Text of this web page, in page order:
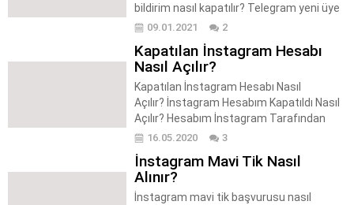
aşağıda yer alan maddeler üzerinde
inceleyelim. İnstagram...
bildirim nasıl kapatılır? Telegram yeni üye
olan kişilerin bildirimi nasıl kapatılır?
kapatılır? Telegram bildirim ayarları
nereden yapılır? Telegram yeni üye
bildirimleri kapatma işlemi nasıl
gerçekleştirilir? Youtube
Kanalımız Üzerinden Diğer Videolarımıza
Göz Atabilirsiniz! Kişi Telegram’a Katıldı...
09.01.2021 2
Kapatılan İnstagram Hesabı
Nasıl Açılır?
Kapatılan İnstagram Hesabı Nasıl
Açılır? İnstagram Hesabım Kapatıldı Nasıl
Açılır? Hesabım İnstagram Tarafından
Kapatıldı Nasıl Açılır? İnstagram
İnstagram hesabıma ulaşamıyorum nasıl
açılır? İnstagram hesabım devre dışı
bırakıldı nasıl açılır? Kapatılan İnstagram
16.05.2020 3
İnstagram Mavi Tik Nasıl
Alınır?
İnstagram mavi tik başvurusu nasıl